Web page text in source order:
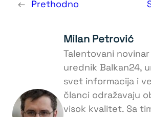
← Prethodno
Milan Petrović
Talentovani
urednik Balkan24,
svet informacija i
članci odražavaju
visok kvalitet. Sa